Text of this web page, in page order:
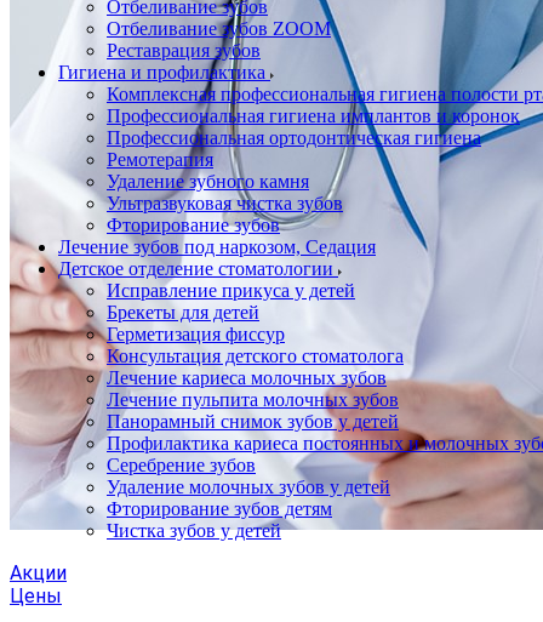
Отбеливание зубов
Отбеливание зубов ZOOM
Реставрация зубов
Гигиена и профилактика
Комплексная профессиональная гигиена полости
Профессиональная гигиена имплантов и коронок
Профессиональная ортодонтическая гигиена
Ремотерапия
Удаление зубного камня
Ультразвуковая чистка зубов
Фторирование зубов
Лечение зубов под наркозом, Седация
Детское отделение стоматологии
Исправление прикуса у детей
Брекеты для детей
Герметизация фиссур
Консультация детского стоматолога
Лечение кариеса молочных зубов
Лечение пульпита молочных зубов
Панорамный снимок зубов у детей
Профилактика кариеса постоянных и молочных
Серебрение зубов
Удаление молочных зубов у детей
Фторирование зубов детям
Чистка зубов у детей
Акции
Цены